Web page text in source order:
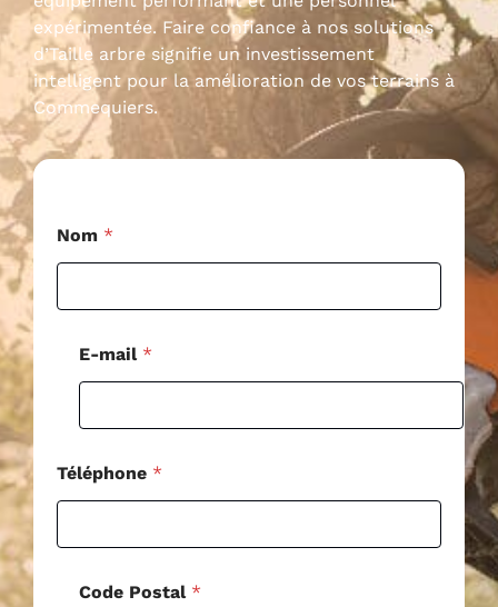
expérimentée. Faire confiance à nos solutions
d’Taille arbre signifie un investissement
intelligent pour la amélioration de vos terrains à
Commequiers.
Nom *
E-mail *
Téléphone *
*
Code Postal *